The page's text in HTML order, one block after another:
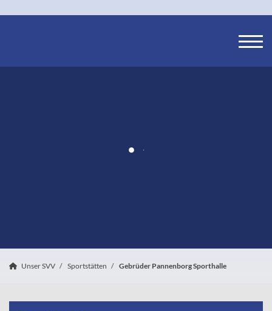
Unser SVV Sportstätten Gebrüder Pannenborg Sporthalle